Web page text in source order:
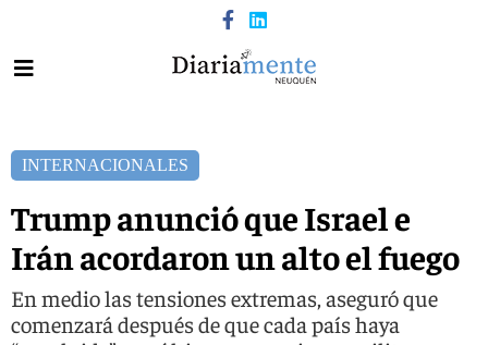
INTERNACIONALES
Trump anunció que Israel e
Irán acordaron un alto el fuego
En medio las tensiones extremas, aseguró que
comenzará después de que cada país haya